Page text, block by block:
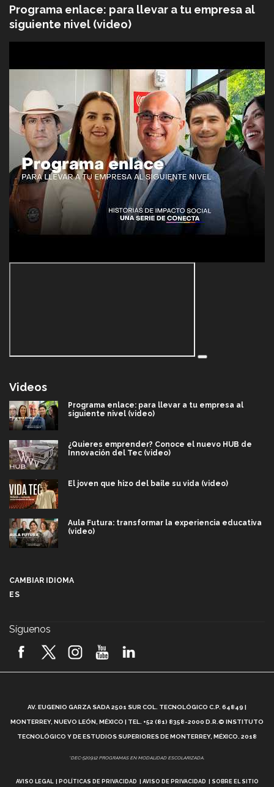
Programa enlace: para llevar a tu empresa al
siguiente nivel (video)
Videos
Programa enlace: para llevar a tu empresa al
siguiente nivel (video)
¿Quieres emprender? Conoce el nuevo HUB de
Innovación del Tec (video)
El joven que hizo del baile su vida (video)
Aula Futura: transformar la experiencia educativa
(video)
2026! (video)
¿Cómo es el Modelo Educativo Tec? (video)
Vida Tec: Feminismo e Inteligencia Artificial, Paola
CAMBIAR IDIOMA
ES
Síguenos
AV. EUGENIO GARZA SADA 2501 SUR COL. TECNOLÓGICO C.P. 64849 |
MONTERREY, NUEVO LEÓN, MÉXICO | TEL. +52 (81) 8358-2000 D.R.© INSTITUTO
TECNOLÓGICO Y DE ESTUDIOS SUPERIORES DE MONTERREY, MÉXICO. 2018
*DEC-520912 PROGRAMAS EN MODALIDAD ESCOLARIZADA.
AVISO LEGAL POLÍTICAS DE PRIVACIDAD AVISO DE PRIVACIDAD SOBRE EL SITIO